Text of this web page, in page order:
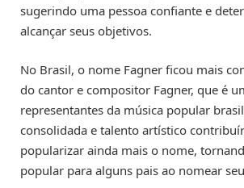
sugerindo uma pessoa confiante e
alcançar seus objetivos.
No Brasil, o nome Fagner ficou mais
do cantor e compositor Fagner, que é
representantes da música popular
consolidada e talento artístico
popularizar ainda mais o nome,
popular para alguns pais ao nomear